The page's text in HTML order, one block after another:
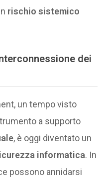
rischio sistemico
dei
un tempo visto
a supporto
, è oggi diventato un
informatica. In
possono annidarsi